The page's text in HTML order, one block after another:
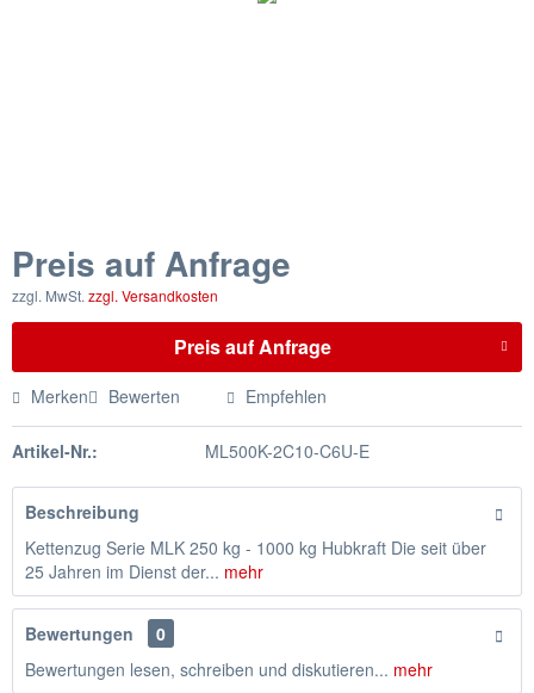
Preis auf Anfrage
zzgl. MwSt. zzgl. Versandkosten
Preis auf Anfrage
Merken Bewerten Empfehlen
Artikel-Nr.: ML500K-2C10-C6U-E
Beschreibung
Kettenzug Serie MLK 250 kg - 1000 kg Hubkraft Die seit über
25 Jahren im Dienst der... mehr
Bewertungen
0
Bewertungen lesen, schreiben und diskutieren... mehr